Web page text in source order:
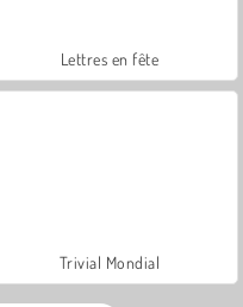
Lettres en fête
Trivial Mondial